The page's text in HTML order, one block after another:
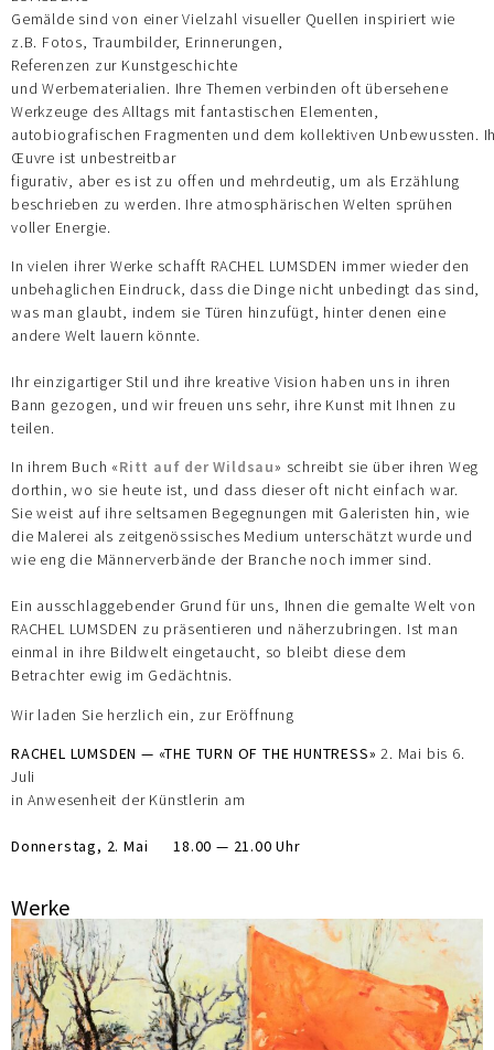
Gemälde sind von einer Vielzahl visueller Quellen inspiriert wie
z.B. Fotos, Traumbilder, Erinnerungen,
Referenzen zur Kunstgeschichte
und Werbematerialien. Ihre Themen verbinden oft übersehene
Werkzeuge des Alltags mit fantastischen Elementen,
autobiografischen Fragmenten und dem kollektiven Unbewussten.
Œuvre ist unbestreitbar
figurativ, aber es ist zu offen und mehrdeutig, um als Erzählung
beschrieben zu werden. Ihre atmosphärischen Welten sprühen
voller Energie.
In vielen ihrer Werke schafft RACHEL LUMSDEN immer wieder den
unbehaglichen Eindruck, dass die Dinge nicht unbedingt das sind,
was man glaubt, indem sie Türen hinzufügt, hinter denen eine
andere Welt lauern könnte.
Ihr einzigartiger Stil und ihre kreative Vision haben uns in ihren
Bann gezogen, und wir freuen uns sehr, ihre Kunst mit Ihnen zu
teilen.
In ihrem Buch «Ritt auf der Wildsau» schreibt sie über ihren Weg
dorthin, wo sie heute ist, und dass dieser oft nicht einfach war.
Sie weist auf ihre seltsamen Begegnungen mit Galeristen hin, wie
die Malerei als zeitgenössisches Medium unterschätzt wurde und
wie eng die Männerverbände der Branche noch immer sind.
Ein ausschlaggebender Grund für uns, Ihnen die gemalte Welt von
RACHEL LUMSDEN zu präsentieren und näherzubringen. Ist man
einmal in ihre Bildwelt eingetaucht, so bleibt diese dem
Betrachter ewig im Gedächtnis.
Wir laden Sie herzlich ein, zur Eröffnung
RACHEL LUMSDEN — «THE TURN OF THE HUNTRESS»2. Mai bis 6.
Juli
in Anwesenheit der Künstlerin am
Donnerstag, 2. Mai 18.00 — 21.00 Uhr
Werke